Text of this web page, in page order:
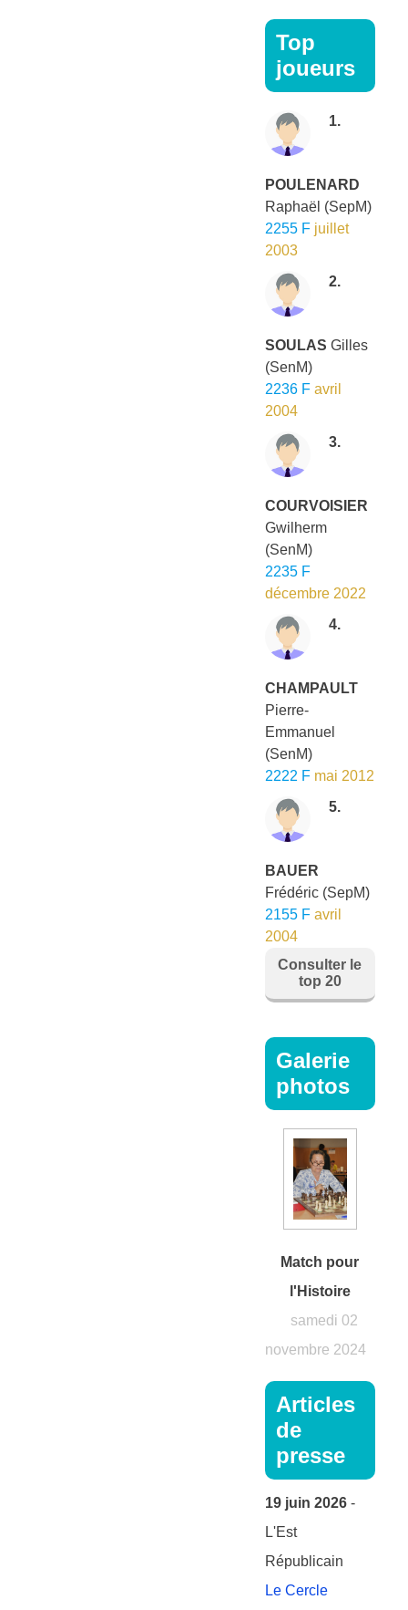
Top
joueurs
1.
POULENARD
Raphaël (SepM)
2255 F juillet
2003
2.
SOULAS Gilles
(SenM)
2236 F avril
2004
3.
COURVOISIER
Gwilherm
(SenM)
2235 F
décembre 2022
4.
CHAMPAULT
Pierre-
Emmanuel
(SenM)
2222 F mai 2012
5.
BAUER
Frédéric(SepM)
2155 F avril
2004
Consulter le
top 20
Galerie
photos
Match pour
l'Histoire
samedi 02
novembre 2024
Articles
de
presse
19 juin 2026-
L'Est
Républicain
Le Cercle